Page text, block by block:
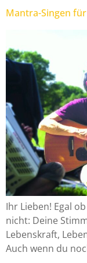
Mantra-Singen
Ihr Lieben! Egal
nicht: Deine
Lebenskraft,
Auch wenn du